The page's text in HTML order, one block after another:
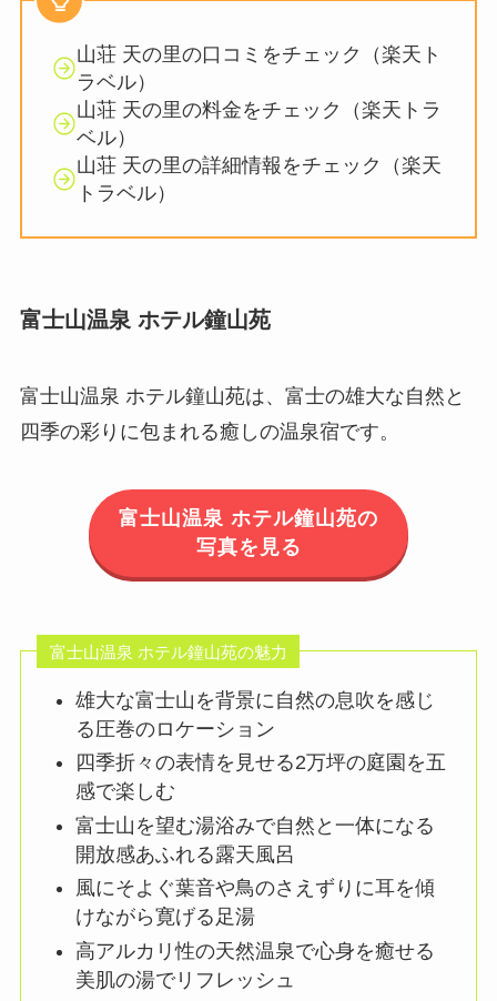
山荘 天の里の口コミをチェック（楽天ト
ラベル）
山荘 天の里の料金をチェック（楽天トラ
ベル）
山荘 天の里の詳細情報をチェック（楽天
トラベル）
富士山温泉 ホテル鐘山苑
富士山温泉 ホテル鐘山苑は、富士の雄大な自然と
四季の彩りに包まれる癒しの温泉宿です。
富士山温泉 ホテル鐘山苑の
写真を見る
富士山温泉 ホテル鐘山苑の魅力
雄大な富士山を背景に自然の息吹を感じ
る圧巻のロケーション
四季折々の表情を見せる2万坪の庭園を五
感で楽しむ
富士山を望む湯浴みで自然と一体になる
開放感あふれる露天風呂
風にそよぐ葉音や鳥のさえずりに耳を傾
けながら寛げる足湯
高アルカリ性の天然温泉で心身を癒せる
美肌の湯でリフレッシュ